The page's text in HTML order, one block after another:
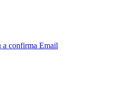
a confirma Email